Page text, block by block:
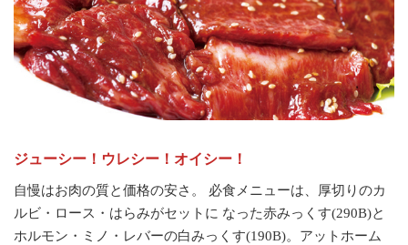
ジューシー！ウレシー！オイシー！
自慢はお肉の質と価格の安さ。 必食メニューは、厚切りのカ
ルビ・ロース・はらみがセットに なった赤みっくす(290B)と
ホルモン・ミノ・レバーの白みっくす(190B)。アットホーム